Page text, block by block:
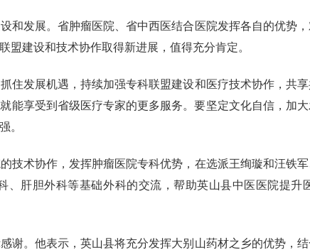
发展。省肿瘤医院、省中西医结合医院发挥各自的优势
建设和技术协作取得新进展，值得充分肯定。
发展机遇，持续加强专科联盟建设和医疗技术协作，共
能享受到省级医疗专家的更多服务。要坚定文化自信，加
。
术协作，发挥肿瘤医院专科优势，在选派王绚璇和汪铁
肝胆外科等基础外科的交流，帮助英山县中医医院提升
。他表示，英山县将充分发挥大别山药材之乡的优势，